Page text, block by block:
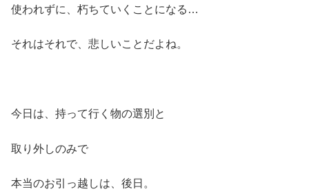
使われずに、朽ちていくことになる…
それはそれで、悲しいことだよね。
今日は、持って行く物の選別と
取り外しのみで
本当のお引っ越しは、後日。